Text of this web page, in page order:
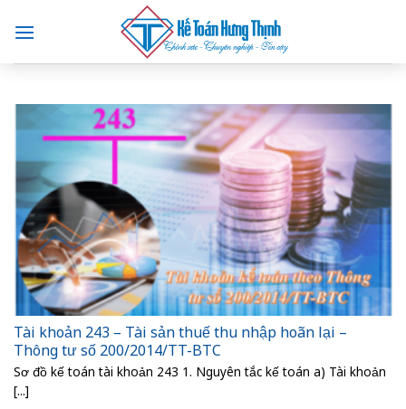
content
Tài khoản 243 – Tài sản thuế thu nhập hoãn lại –
Thông tư số 200/2014/TT-BTC
Sơ đồ kế toán tài khoản 243 1. Nguyên tắc kế toán a) Tài khoản
[...]